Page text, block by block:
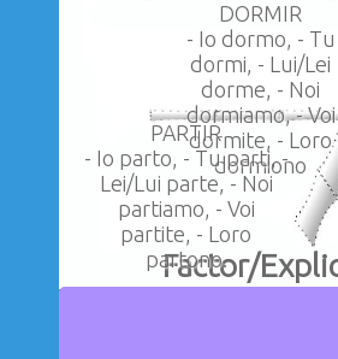
Factor/
DORMIR
- Io dormo, - Tu
dormi, - Lui/Lei
dorme, - Noi
dormiamo, - Voi
dormite, - Loro
dormiono
PARTIR
- Io parto, - Tu parti, -
Lei/Lui parte, - Noi
partiamo, - Voi
partite, - Loro
partono.